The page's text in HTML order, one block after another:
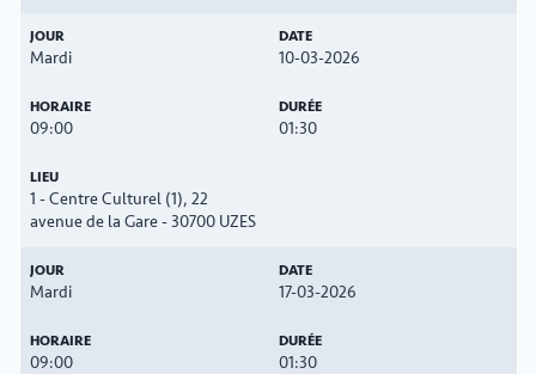
Mardi 10-03-2026
09:00 01:30
1 - Centre Culturel (1), 22
avenue de la Gare - 30700 UZES
Mardi 17-03-2026
09:00 01:30